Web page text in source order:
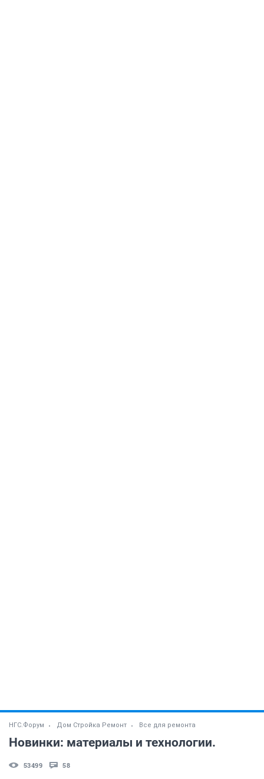
НГС.Форум Дом Стройка Ремонт Все для ремонта
Новинки: материалы и технологии.
53499 58